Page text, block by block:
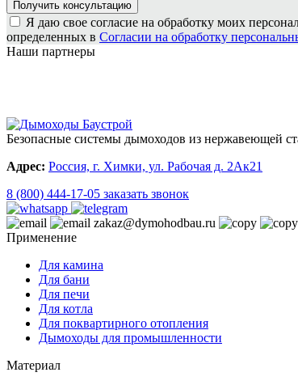
Я даю свое согласие на обработку моих
определенных в Согласии на обработку
Наши партнеры
Безопасные системы дымоходов из нержавеющей
Адрес: Россия, г. Химки, ул. Рабочая д. 2Ак21
8 (800) 444-17-05 заказать звонок
zakaz@dymohodbau.ru
Применение
Для камина
Для бани
Для печи
Для котла
Для поквартирного отопления
Дымоходы для промышленности
Материал